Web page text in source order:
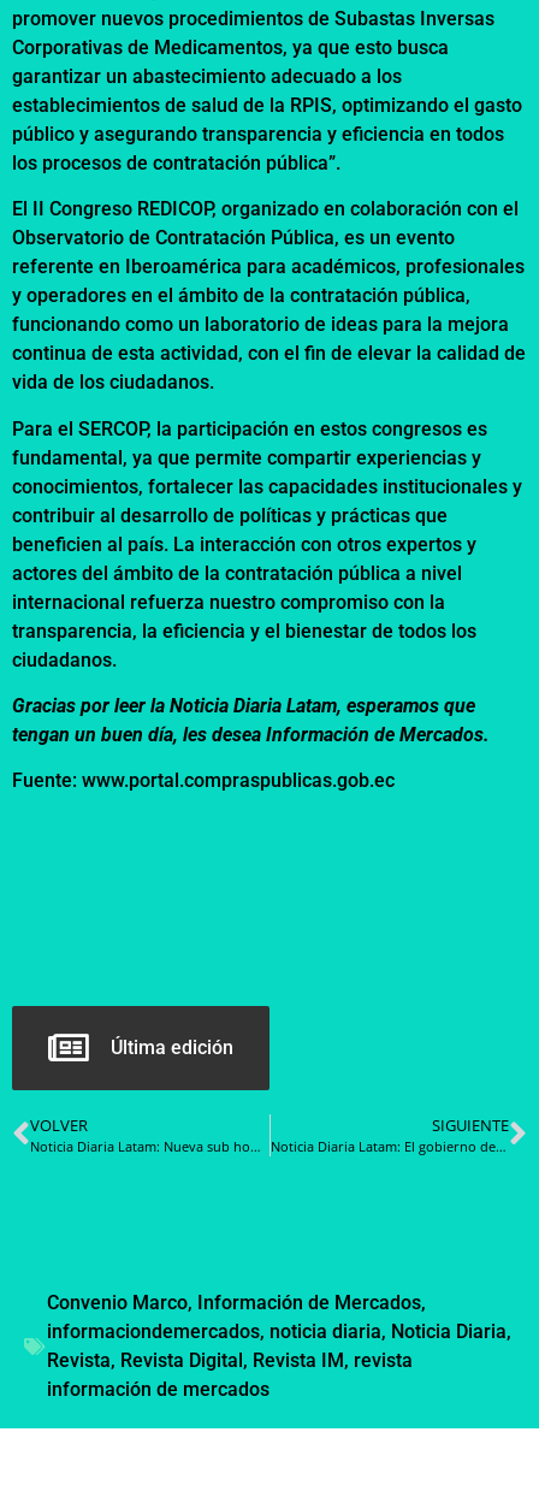
promover nuevos procedimientos de Subastas Inversas
Corporativas de Medicamentos, ya que esto busca
garantizar un abastecimiento adecuado a los
establecimientos de salud de la RPIS, optimizando el gasto
público y asegurando transparencia y eficiencia en todos
los procesos de contratación pública”.
El II Congreso REDICOP, organizado en colaboración con el
Observatorio de Contratación Pública, es un evento
referente en Iberoamérica para académicos, profesionales
y operadores en el ámbito de la contratación pública,
funcionando como un laboratorio de ideas para la mejora
continua de esta actividad, con el fin de elevar la calidad de
vida de los ciudadanos.
Para el SERCOP, la participación en estos congresos es
fundamental, ya que permite compartir experiencias y
conocimientos, fortalecer las capacidades institucionales y
contribuir al desarrollo de políticas y prácticas que
beneficien al país. La interacción con otros expertos y
actores del ámbito de la contratación pública a nivel
internacional refuerza nuestro compromiso con la
transparencia, la eficiencia y el bienestar de todos los
ciudadanos.
Gracias por leer la Noticia Diaria Latam, esperamos que
tengan un buen día, les desea Información de Mercados.
Fuente: www.portal.compraspublicas.gob.ec
Última edición
VOLVER
Noticia Diaria Latam: Nueva sub home de datos de compras
SIGUIENTE
Noticia Diaria Latam: El gobierno de Brasil ultimó detalles de la segunda subasta de transmisión del 2024
Convenio Marco, Información de Mercados,
informaciondemercados, noticia diaria, Noticia Diaria,
Revista, Revista Digital, Revista IM, revista
información de mercados